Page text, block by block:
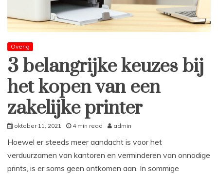
Overig
3 belangrijke keuzes bij
het kopen van een
zakelijke printer
oktober 11, 2021 4 min read admin
Hoewel er steeds meer aandacht is voor het
verduurzamen van kantoren en verminderen van onnodige
prints, is er soms geen ontkomen aan. In sommige